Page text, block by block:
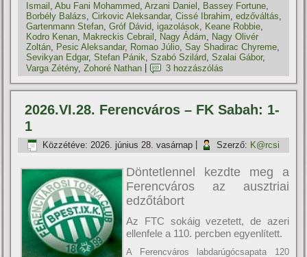
Ismail ,Abu Fani Mohammed,Arzani Daniel , Bassey Fortune,
Borbély Balázs,Cirkovic Aleksandar,Cissé Ibrahim,edzőváltás,
Gartenmann Stefan,Gróf Dávid,igazolások, Keane Robbie,
Kodro Kenan, Makreckis Cebrail , Nagy Ádám, Nagy Olivér
Zoltán, Pesic Aleksandar, Romao Júlio,Say Shadirac Chyreme,
Sevikyan Edgar,Stefan Pánik,Szabó Szilárd,Szalai Gábor,
Varga Zétény,Zohoré Nathan 3 hozzászólás
2026.VI.28. Ferencváros – FK Sabah: 1-
1
Közzétéve: 2026. június 28. vasárnap Szerző: K@rcsi
Döntetlennel kezdte meg a
Ferencváros az ausztriai
edzőtábort
Az FTC sokáig vezetett, de azeri
ellenfele a 110. percben egyenlített.
A Ferencváros labdarúgócsapata 120